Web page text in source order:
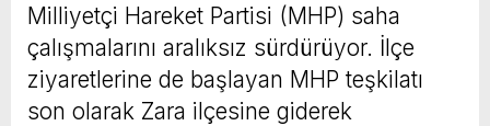
Milliyetçi Hareket Partisi (MHP) saha
çalışmalarını aralıksız sürdürüyor. İlçe
ziyaretlerine de başlayan MHP teşkilatı
son olarak Zara ilçesine giderek